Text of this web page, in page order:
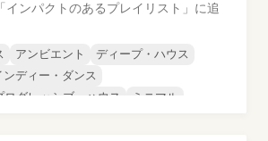
インパクトのあるプレイリスト」に追
アンビエント
ディープ・ハウス
ンディー・ダンス
ログレッシブ・ハウス
ミニマル